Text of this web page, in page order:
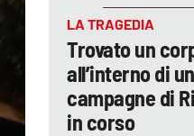
LA TRAGEDIA
Trovato un
all’interno di
campagne di
in corso